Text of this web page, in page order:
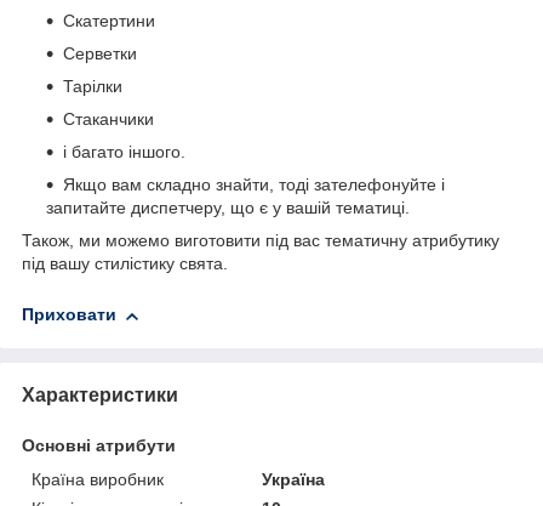
Скатертини
Серветки
Тарілки
Стаканчики
і багато іншого.
Якщо вам складно знайти, тоді зателефонуйте і
запитайте диспетчеру, що є у вашій тематиці.
Також, ми можемо виготовити під вас тематичну атрибутику
під вашу стилістику свята.
Приховати
Характеристики
Основні атрибути
Країна виробник
Україна